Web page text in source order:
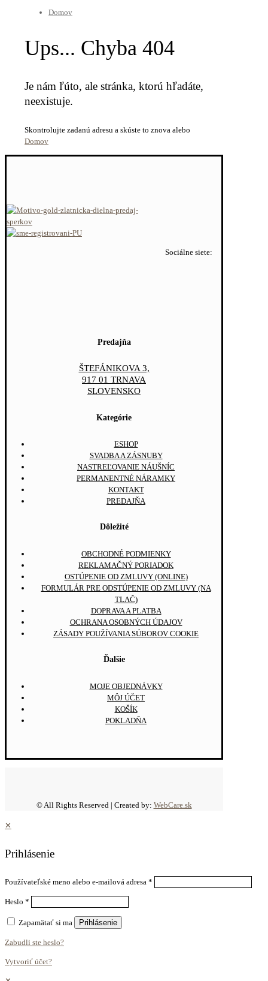
Domov
Ups... Chyba 404
Je nám ľúto, ale stránka, ktorú hľadáte,
neexistuje.
Skontrolujte zadanú adresu a skúste to znova alebo
Domov
Sociálne siete:
Predajňa
ŠTEFÁNIKOVA 3,
917 01 TRNAVA
SLOVENSKO
Kategórie
ESHOP
SVADBA A ZÁSNUBY
NASTREĽOVANIE NÁUŠNÍC
PERMANENTNÉ NÁRAMKY
KONTAKT
PREDAJŇA
Dôležité
OBCHODNÉ PODMIENKY
REKLAMAČNÝ PORIADOK
OSTÚPENIE OD ZMLUVY (ONLINE)
FORMULÁR PRE ODSTÚPENIE OD ZMLUVY (NA
TLAČ)
DOPRAVA A PLATBA
OCHRANA OSOBNÝCH ÚDAJOV
ZÁSADY POUŽÍVANIA SÚBOROV COOKIE
Ďalšie
MOJE OBJEDNÁVKY
MÔJ ÚČET
KOŠÍK
POKLADŇA
© All Rights Reserved | Created by: WebCare.sk
✕
Prihlásenie
Používateľské meno alebo e-mailová adresa *
Heslo *
Zapamätať si ma Prihlásenie
Zabudli ste heslo?
Vytvoriť účet?